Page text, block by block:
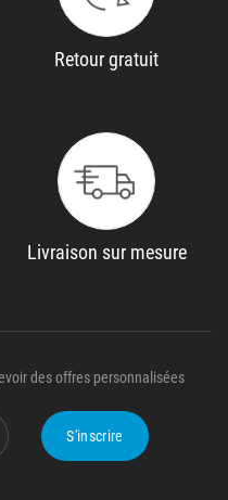
S'inscrire